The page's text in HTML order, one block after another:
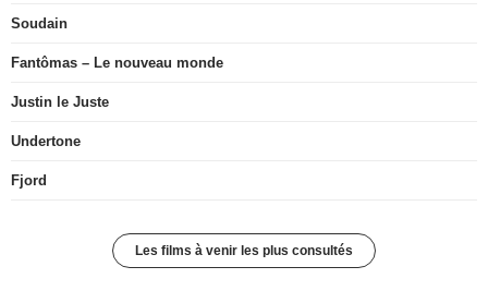
Soudain
Fantômas – Le nouveau monde
Justin le Juste
Undertone
Fjord
Les films à venir les plus consultés